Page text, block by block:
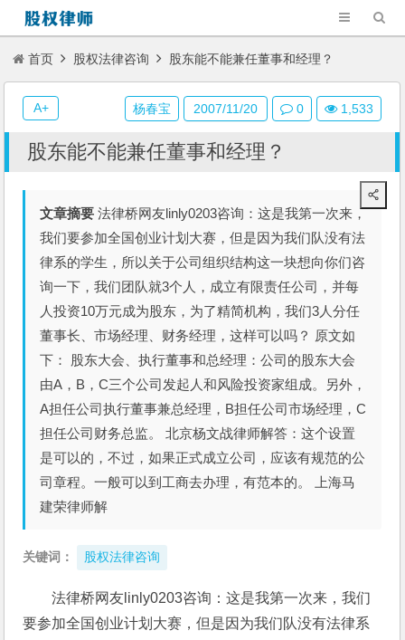
首页 股权法律咨询 股东能不能兼任董事和经理？
股东能不能兼任董事和经理？
文章摘要 法律桥网友linly0203咨询：这是我第一次来，
我们要参加全国创业计划大赛，但是因为我们队没有法
律系的学生，所以关于公司组织结构这一块想向你们咨
询一下，我们团队就3个人，成立有限责任公司，并每
人投资10万元成为股东，为了精简机构，我们3人分任
董事长、市场经理、财务经理，这样可以吗？ 原文如
下： 股东大会、执行董事和总经理：公司的股东大会
由A，B，C三个公司发起人和风险投资家组成。另外，
A担任公司执行董事兼总经理，B担任公司市场经理，C
担任公司财务总监。 北京杨文战律师解答：这个设置
是可以的，不过，如果正式成立公司，应该有规范的公
司章程。一般可以到工商去办理，有范本的。 上海马
建荣律师解
关键词： 股权法律咨询
法律桥网友linly0203咨询：这是我第一次来，我们
要参加全国创业计划大赛，但是因为我们队没有法律系
杨春宝 2007/11/20 0 1,533
A+